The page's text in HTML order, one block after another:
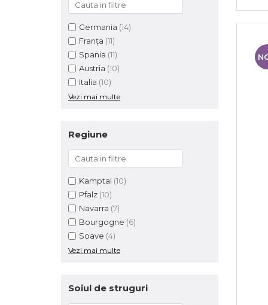
Germania (14)
Franța (11)
Spania (11)
Austria (10)
Italia (10)
Vezi mai multe
Regiune
Kamptal (10)
Pfalz (10)
Navarra (7)
Bourgogne (6)
Soave (4)
Vezi mai multe
Soiul de struguri